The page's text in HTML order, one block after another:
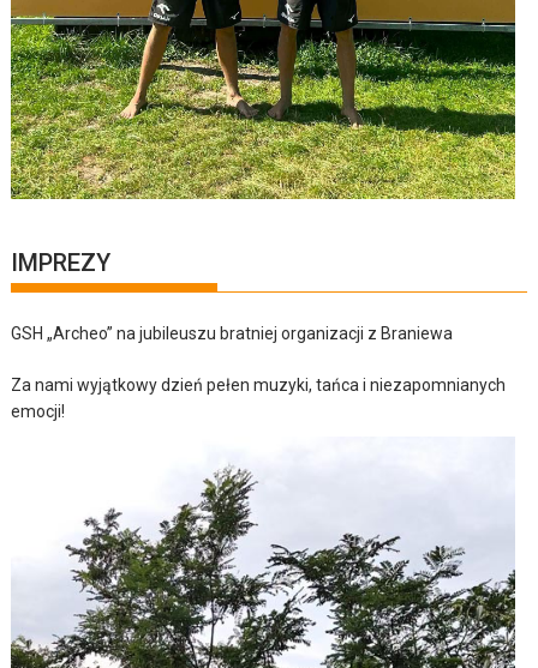
IMPREZY
GSH „Archeo” na jubileuszu bratniej organizacji z Braniewa
Za nami wyjątkowy dzień pełen muzyki, tańca i niezapomnianych
emocji!